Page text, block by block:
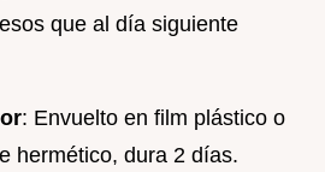
que al día siguiente
: Envuelto en film plástico o
hermético, dura 2 días.